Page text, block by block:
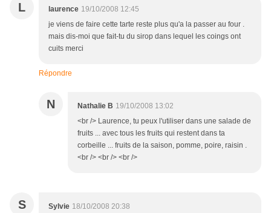
L laurence 19/10/2008 12:45
je viens de faire cette tarte reste plus qu'a la passer au four .
mais dis-moi que fait-tu du sirop dans lequel les coings ont
cuits merci
Répondre
N Nathalie B 19/10/2008 13:02
<br /> Laurence, tu peux l'utiliser dans une salade de
fruits ... avec tous les fruits qui restent dans ta
corbeille ... fruits de la saison, pomme, poire, raisin .
<br /> <br /> <br />
S Sylvie 18/10/2008 20:38